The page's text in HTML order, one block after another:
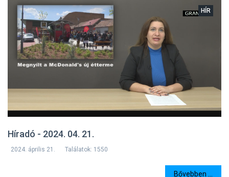
Híradó - 2024. 04. 21.
HÍR
2024. április 21. Találatok: 1550
Bővebben ...